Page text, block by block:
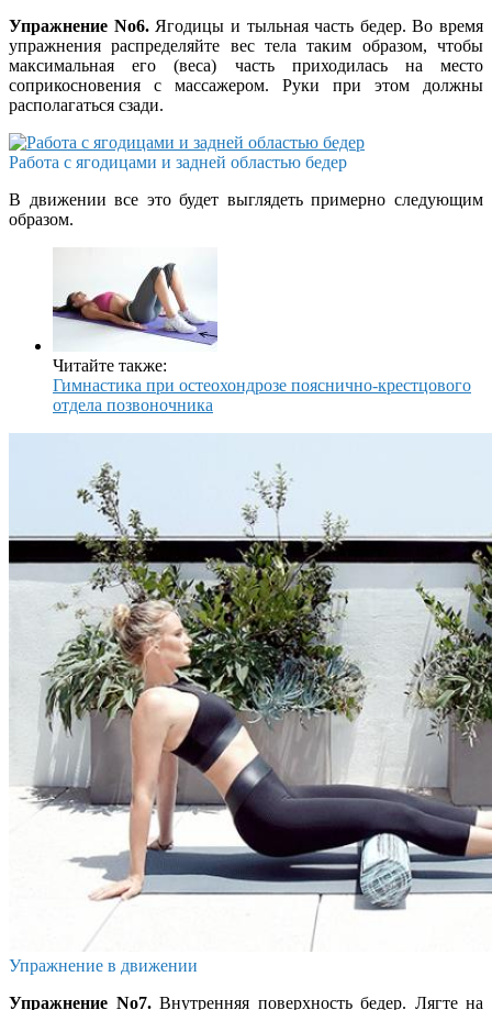
Упражнение No6.Ягодицы и тыльная часть бедер. Во время
упражнения распределяйте вес тела таким образом, чтобы
максимальная его (веса) часть приходилась на место
соприкосновения с массажером. Руки при этом должны
располагаться сзади.
Работа с ягодицами и задней областью бедер
В движении все это будет выглядеть примерно следующим
образом.
Читайте также:
Гимнастика при остеохондрозе пояснично-крестцового
отдела позвоночника
Упражнение в движении
Упражнение No7.Внутренняя поверхность бедер. Лягте на